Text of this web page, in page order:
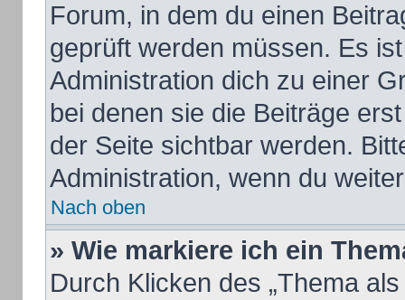
Forum, in dem du einen
geprüft werden müssen. Es
Administration dich zu einer
bei denen sie die Beiträge
der Seite sichtbar werden.
Administration, wenn du
Nach oben
» Wie markiere ich ein
Durch Klicken des „Thema